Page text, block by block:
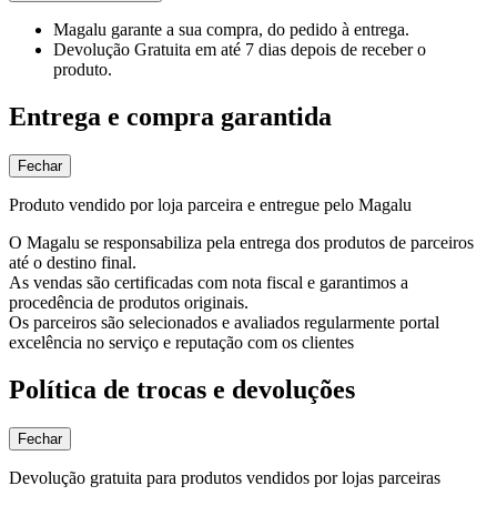
Magalu garante a sua compra, do pedido à entrega.
Devolução Gratuita em até 7 dias depois de receber o
produto.
Entrega e compra garantida
Fechar
Produto vendido por loja parceira e entregue pelo Magalu
O Magalu se responsabiliza pela entrega dos produtos de parceiros
até o destino final.
As vendas são certificadas com nota fiscal e garantimos a
procedência de produtos originais.
Os parceiros são selecionados e avaliados regularmente portal
excelência no serviço e reputação com os clientes
Política de trocas e devoluções
Fechar
Devolução gratuita para produtos vendidos por lojas parceiras